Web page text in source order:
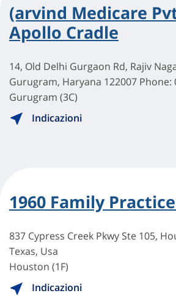
(arvind Medicare
Apollo Cradle
14, Old Delhi Gurgaon Rd, Rajiv
Gurugram, Haryana 122007 Phone:
Gurugram (3C)
Indicazioni
1960 Family
837 Cypress Creek Pkwy Ste 105,
Texas, Usa
Houston (1F)
Indicazioni